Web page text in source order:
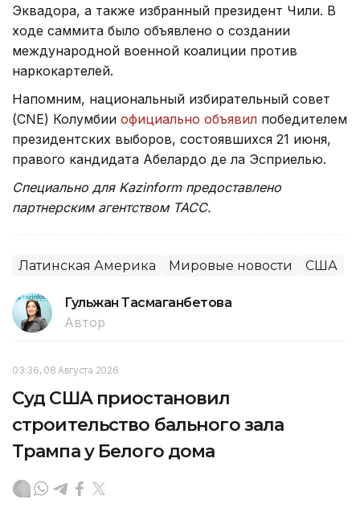
Эквадора, а также избранный президент Чили. В
ходе саммита было объявлено о создании
международной военной коалиции против
наркокартелей.
Напомним, национальный избирательный совет
(CNE) Колумбии официально объявил победителем
президентских выборов, состоявшихся 21 июня,
правого кандидата Абелардо де ла Эсприелью.
Специально для Kazinform предоставлено
партнерским агентством ТАСС.
Латинская Америка Мировые новости США
Гульжан Тасмаганбетова
Автор
03:36, 08 Августа 2026
Суд США приостановил
строительство бального зала
Трампа у Белого дома